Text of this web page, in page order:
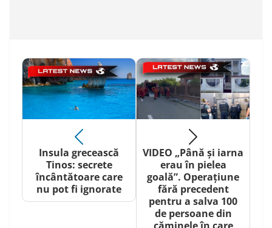
Insula grecească
Tinos: secrete
încântătoare care
nu pot fi ignorate
VIDEO „Până şi iarna
erau în pielea
goală”. Operaţiune
fără precedent
pentru a salva 100
de persoane din